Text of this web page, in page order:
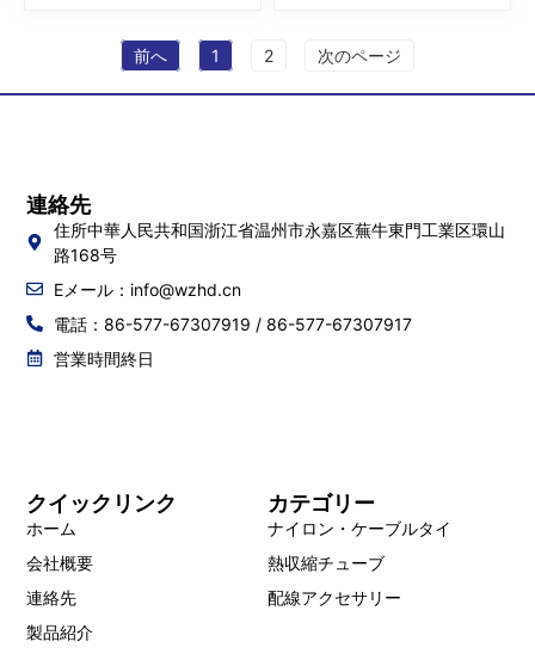
前へ 1 2 次のページ
カテゴリー
ナイロン・ケーブルタイ
熱収縮チューブ
配線アクセサリー
クイックリンク
ホーム
会社概要
連絡先
製品紹介
連絡先
住所中華人民共和国浙江省温州市永嘉区蕪牛東門工業区環山
路168号
Eメール： info@wzhd.cn
電話：86-577-67307919 / 86-577-67307917
営業時間終日